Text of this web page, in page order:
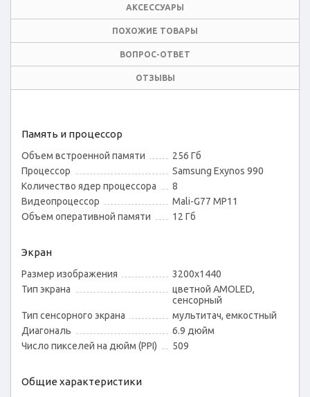
АКСЕССУАРЫ
ПОХОЖИЕ ТОВАРЫ
ВОПРОС-ОТВЕТ
ОТЗЫВЫ
Память и процессор
Объем встроенной памяти
256 Гб
Процессор
Samsung Exynos 990
Количество ядер процессора
8
Видеопроцессор
Mali-G77 MP11
Объем оперативной памяти
12 Гб
Экран
Размер изображения
3200x1440
Тип экрана
цветной AMOLED,
сенсорный
Тип сенсорного экрана
мультитач, емкостный
Диагональ
6.9 дюйм
Число пикселей на дюйм (PPI)
509
Общие характеристики